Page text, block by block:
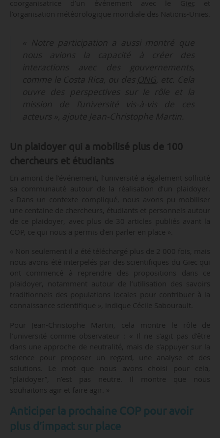
coorganisatrice d’un événement avec le Giec
et
l’organisation météorologique mondiale des Nations-Unies.
« Notre participation a aussi montré que
nous avions la capacité à créer des
interactions avec des gouvernements,
comme le Costa Rica, ou des ONG, etc. Cela
ouvre des perspectives sur le rôle et la
mission de l’université vis-à-vis de ces
acteurs », ajoute Jean-Christophe Martin.
Un plaidoyer qui a mobilisé plus de 100
chercheurs et étudiants
En amont de l’événement, l’université a également sollicité
sa communauté autour de la réalisation d’un plaidoyer.
« Dans un contexte compliqué, nous avons pu mobiliser
une centaine de chercheurs, étudiants et personnels autour
de ce plaidoyer, avec plus de 30 articles publiés avant la
COP, ce qui nous a permis d’en parler en place ».
« Non seulement il a été téléchargé plus de 2 000 fois, mais
nous avons été interpelés par des scientifiques du Giec qui
ont commencé à reprendre des propositions dans ce
plaidoyer, notamment autour de l’utilisation des savoirs
traditionnels des populations locales pour contribuer à la
connaissance scientifique », indique Cécile Sabourault.
Pour Jean-Christophe Martin, cela montre le rôle de
l’université comme observateur : « Il ne s’agit pas d’être
dans une approche de neutralité, mais de s’appuyer sur la
science pour proposer un regard, une analyse et des
solutions. Le mot que nous avons choisi pour cela,
“plaidoyer”, n’est pas neutre. Il montre que nous
souhaitons agir et faire agir. »
Anticiper la prochaine COP pour avoir
plus d’impact sur place